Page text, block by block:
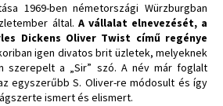
1969-ben németországi Würzburgban
által. A vállalat elnevezését, a
Dickens Oliver Twist című regénye
igen divatos brit üzletek, melyeknek
szerepelt a „Sir” szó. A név már foglalt
egyszerűbb S. Oliver-re módosult és így
ismert és elismert.